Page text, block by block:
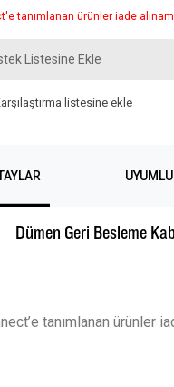
tanımlanan ürünler iade
Listesine Ekle
listesine ekle
Dümen Geri Besleme
tanımlanan ürünler